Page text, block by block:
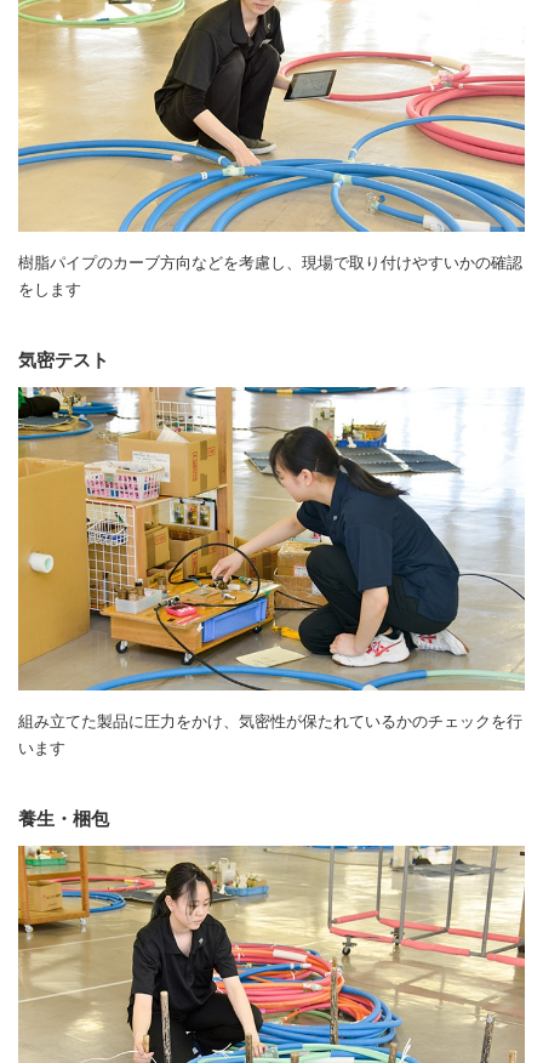
樹脂パイプのカーブ方向などを考慮し、現場で取り付けやすいかの確認
をします
気密テスト
組み立てた製品に圧力をかけ、気密性が保たれているかのチェックを行
います
養生・梱包